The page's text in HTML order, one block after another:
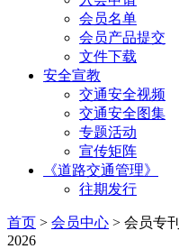
会员名单
会员产品提交
文件下载
安全宣教
交通安全视频
交通安全图集
专题活动
宣传矩阵
《道路交通管理》
往期发行
首页 > 会员中心 > 会员专刊
2026